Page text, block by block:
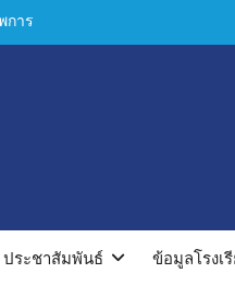
การ
การ
าร
าร
ประชาสัมพันธ์ ข้อมูลโรงเ